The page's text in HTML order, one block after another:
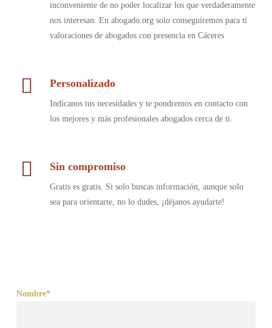
inconveniente de no poder localizar los que verdaderamente
nos interesan. En abogado.org solo conseguiremos para ti
valoraciones de abogados con presencia en Cáceres
Personalizado
Indícanos tus necesidades y te pondremos en contacto con
los mejores y más profesionales abogados cerca de ti.
Sin compromiso
Gratis es gratis. Si solo buscas información, aunque solo
sea para orientarte, no lo dudes, ¡déjanos ayudarte!
Nombre*